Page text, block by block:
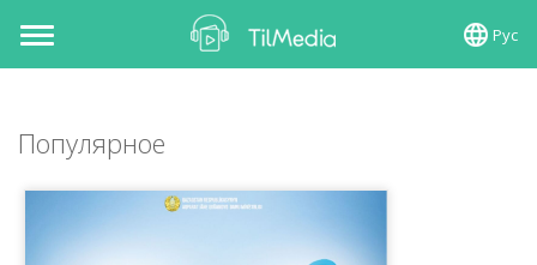
Toggle
navigation
Рус
Популярное